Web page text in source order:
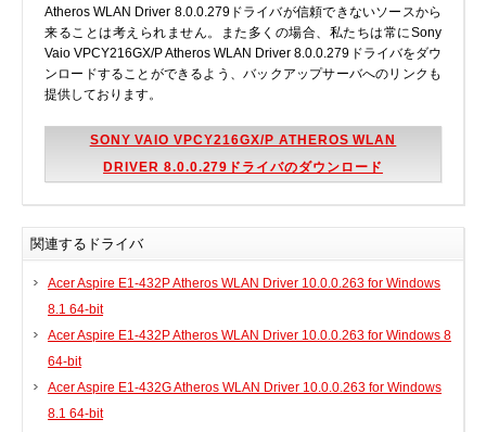
Atheros WLAN Driver 8.0.0.279ドライバが信頼できないソースから
来ることは考えられません。また多くの場合、私たちは常にSony
Vaio VPCY216GX/P Atheros WLAN Driver 8.0.0.279ドライバをダウ
ンロードすることができるよう、バックアップサーバへのリンクも
提供しております。
SONY VAIO VPCY216GX/P ATHEROS WLAN
DRIVER 8.0.0.279ドライバのダウンロード
関連するドライバ
Acer Aspire E1-432P Atheros WLAN Driver 10.0.0.263 for Windows
8.1 64-bit
Acer Aspire E1-432P Atheros WLAN Driver 10.0.0.263 for Windows 8
64-bit
Acer Aspire E1-432G Atheros WLAN Driver 10.0.0.263 for Windows
8.1 64-bit